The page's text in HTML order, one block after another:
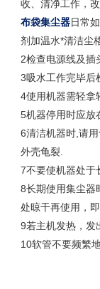
收、清净工作，
布袋集尘器日常
剂加温水*清洁尘
2检查电源线及插
3吸水工作完毕后
4使用机器需轻拿
5机器停用时应放
6清洁机器时,请
外壳龟裂.
7不要使机器处于
8长期使用集尘器
处晾干再使用，
9若主机发热，发
10软管不要频繁